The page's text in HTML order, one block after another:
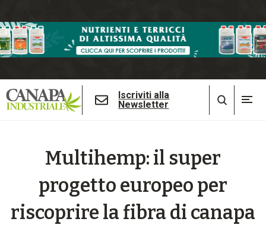
Iscriviti alla
Newsletter
Multihemp: il super
progetto europeo per
riscoprire la fibra di canapa